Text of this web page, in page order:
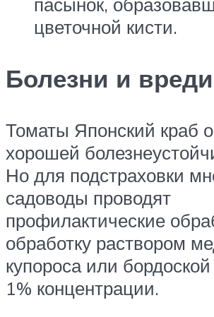
цветочной кисти.
Болезни и
Томаты Японский краб
хорошей
Но для подстраховки
садоводы проводят
профилактические
обработку раствором
купороса или
1% концентрации.